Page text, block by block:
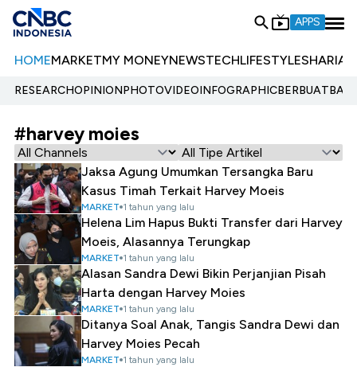
APPS
HOMEMARKETMY MONEYNEWSTECHLIFESTYLESHARIA
RESEARCHOPINIONPHOTOVIDEOINFOGRAPHIC
#harvey moies
Jaksa Agung Umumkan Tersangka Baru
Kasus Timah Terkait Harvey Moeis
MARKET 1 tahun yang lalu
Helena Lim Hapus Bukti Transfer dari Harvey
Moeis, Alasannya Terungkap
MARKET 1 tahun yang lalu
Alasan Sandra Dewi Bikin Perjanjian Pisah
Harta dengan Harvey Moies
MARKET 1 tahun yang lalu
Ditanya Soal Anak, Tangis Sandra Dewi dan
Harvey Moies Pecah
MARKET 1 tahun yang lalu